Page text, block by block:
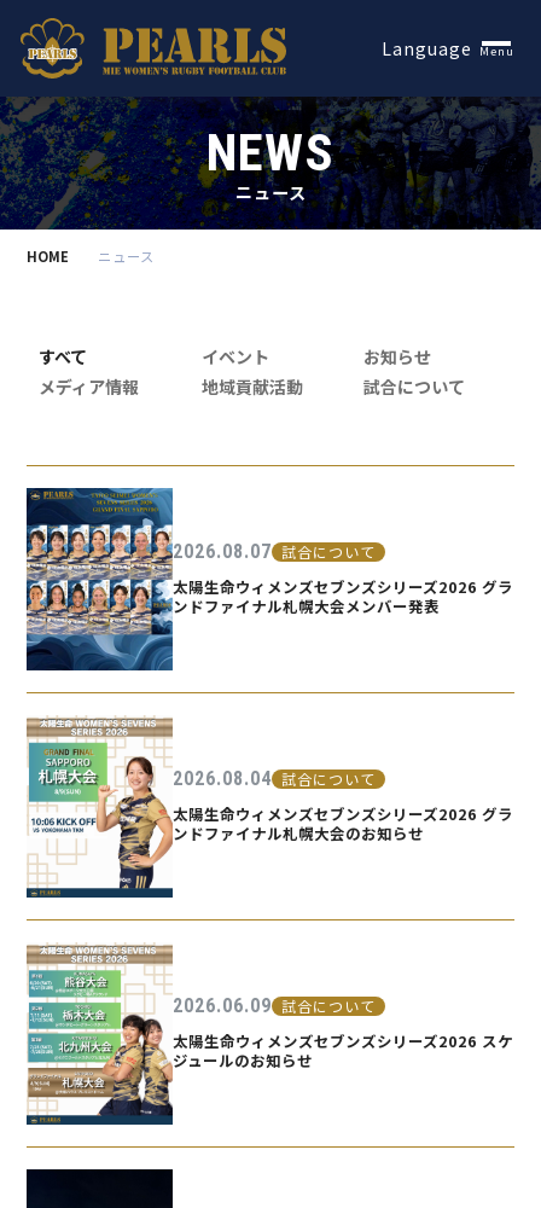
Language Menu
NEWS
ニュース
HOME ニュース
すべて イベント
お知らせ
メディア情報
地域貢献活動 試合について
2026.08.07 試合について
太陽生命ウィメンズセブンズシリーズ2026 グラ
ンドファイナル札幌大会メンバー発表
2026.08.04 試合について
太陽生命ウィメンズセブンズシリーズ2026 グラ
ンドファイナル札幌大会のお知らせ
2026.06.09 試合について
太陽生命ウィメンズセブンズシリーズ2026 スケ
ジュールのお知らせ